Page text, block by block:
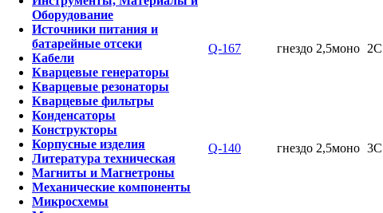
Оборудование
Источники питания и
батарейные отсеки
Кабели
Кварцевые генераторы
Кварцевые резонаторы
Кварцевые фильтры
Конденсаторы
Конструкторы
Корпусные изделия
Литература техническая
Магниты и Магнетроны
Механические компоненты
Микросхемы
Q-167 гнездо 2,5моно 2C
Q-140 гнездо 2,5моно 3C